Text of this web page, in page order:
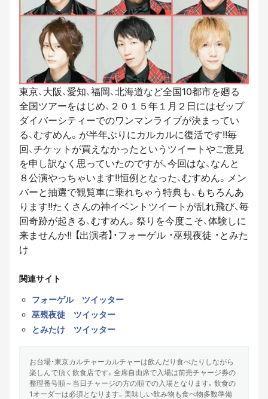
東京、大阪、愛知、福岡、北海道など全国10都市を廻る
全国ツアーをはじめ、２０１５年１月２日にはゼップ
ダイバーシティーでのワンマンライブが決まってい
る、むすめん。が半年ぶりにカルカルに復活です!!毎
回、チケットが買えなかったというツイートやご意見
を申し訳なく思っていたのですが、今回はな、なんと
８公演やっちゃいます!!恒例となった、むすめん。メン
バーと抽選で観覧車に乗れちゃう特典も、もちろんあ
ります!!たくさんの神イベントツイートが乱れ飛び、毎
回奇跡が起きる、むすめん。祭りを今度こそ、体験しに
来ませんか!! 【出演者】・フォーゲル ・巫覡夜徒 ・とみた
け
関連サイト
フォーゲル ツイッター
巫覡夜徒 ツイッター
とみたけ ツイッター
お台場・東京カルチャーカルチャーは飲んだり食べたりしながら
楽しんで頂く飲食店です。全席自由席で入場は前売チャージ券の
整理番号順～当日チャージの方の順での入場となります。飲食の
1オーダーは必須となります。美味しい飲み物も食べ物多数準備